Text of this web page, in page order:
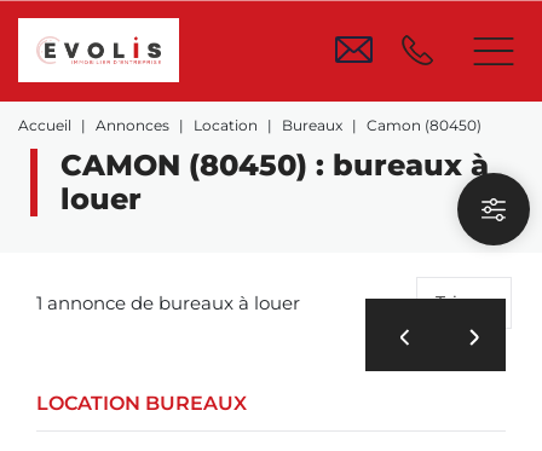
Accueil Annonces Location Bureaux Camon (80450)
CAMON (80450) : bureaux à
louer
1 annonce de bureaux à louer Trier
LOCATION BUREAUX